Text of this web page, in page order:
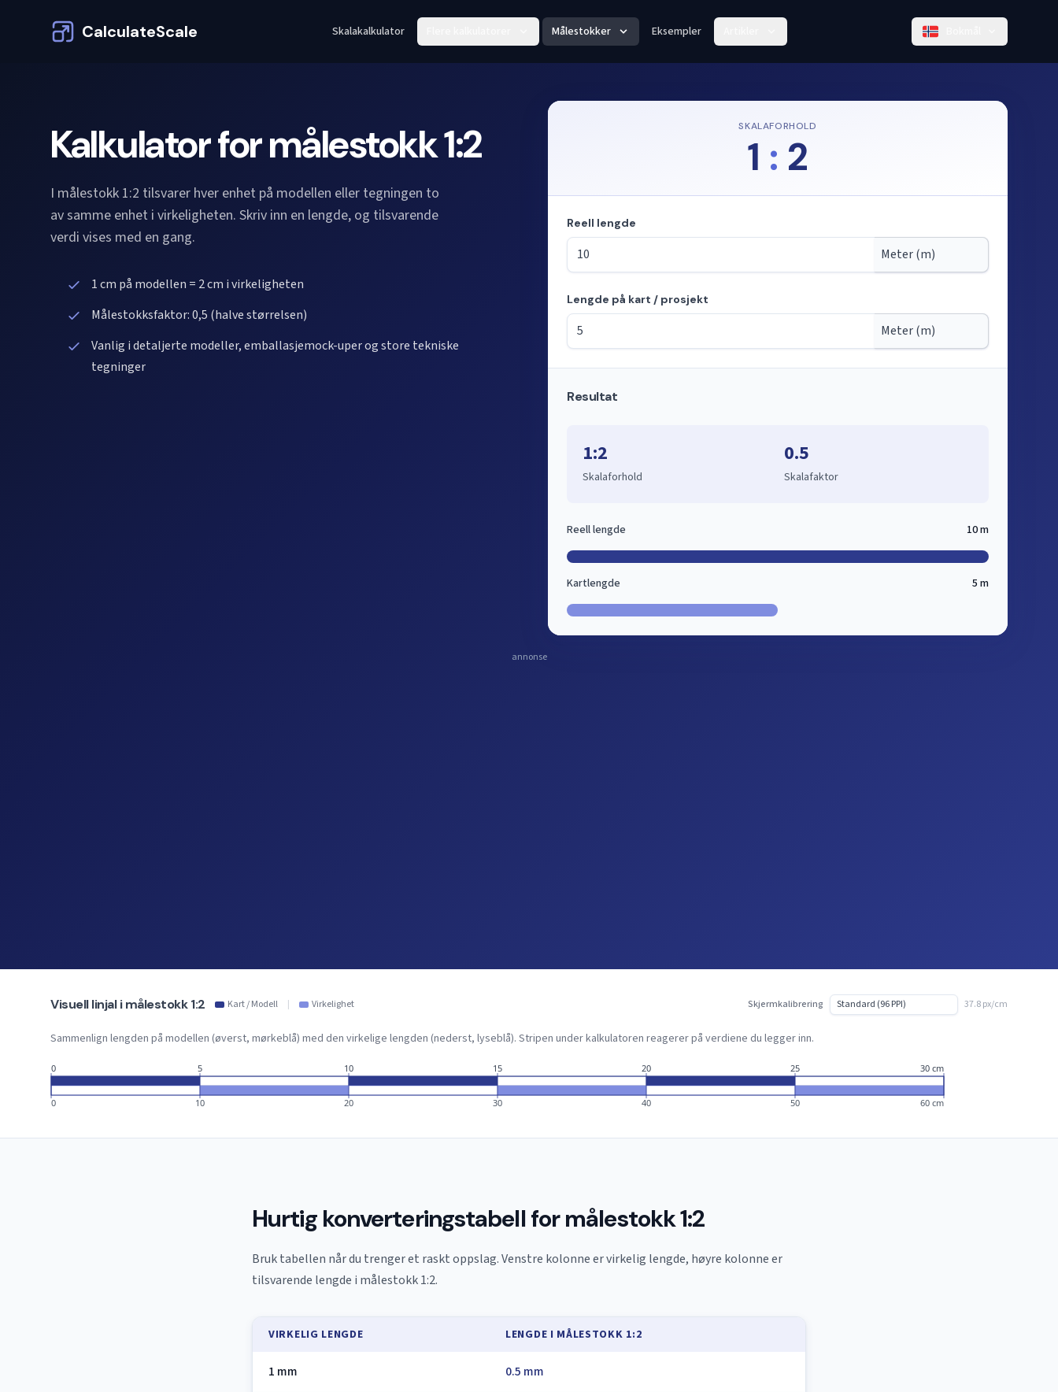
CalculateScale Skalakalkulator Målestokker Eksempler
Kalkulator for målestokk 1:2
I målestokk 1:2 tilsvarer hver enhet på modellen eller tegningen to
av samme enhet i virkeligheten. Skriv inn en lengde, og tilsvarende
verdi vises med en gang.
1 cm på modellen = 2 cm i virkeligheten
Målestokksfaktor: 0,5 (halve størrelsen)
Vanlig i detaljerte modeller, emballasjemock-uper og store tekniske
tegninger
SKALAFORHOLD
1 : 2
Modus: beregner lengder fra målestokk
Reell lengde
Lengde på kart / prosjekt
Resultat
1:2
Skalaforhold
0.5
Skalafaktor
Reell lengde 10 m
Kartlengde 5 m
annonse
Visuell linjal i målestokk 1:2 Kart / Modell | Virkelighet Skjermkalibrering 37.8 px/cm
Sammenlign lengden på modellen (øverst, mørkeblå) med den virkelige lengden (nederst, lyseblå). Stripen under kalkulatoren reagerer på verdiene du legger inn.
0
0
5
10
10
20
15
30
20
40
25
50
30 cm
60 cm
Hurtig konverteringstabell for målestokk 1:2
Bruk tabellen når du trenger et raskt oppslag. Venstre kolonne er virkelig lengde, høyre kolonne er
tilsvarende lengde i målestokk 1:2.
VIRKELIG LENGDE LENGDE I MÅLESTOKK 1:2
1 mm 0.5 mm